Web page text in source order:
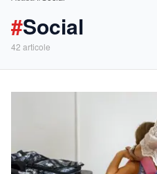
#Social
42 articole